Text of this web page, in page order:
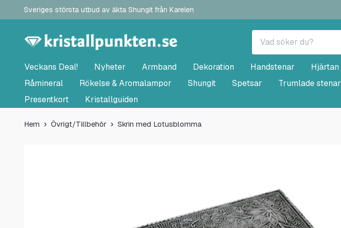
Sveriges största utbud av äkta Shungit från Karelen
Veckans Deal!
Nyheter Armband Dekoration Handstenar Hjärtan
Råmineral
Rökelse & Aromalampor Shungit Spetsar Trumlade stenar
Presentkort
Kristallguiden
Hem Övrigt/Tillbehör Skrin med Lotusblomma